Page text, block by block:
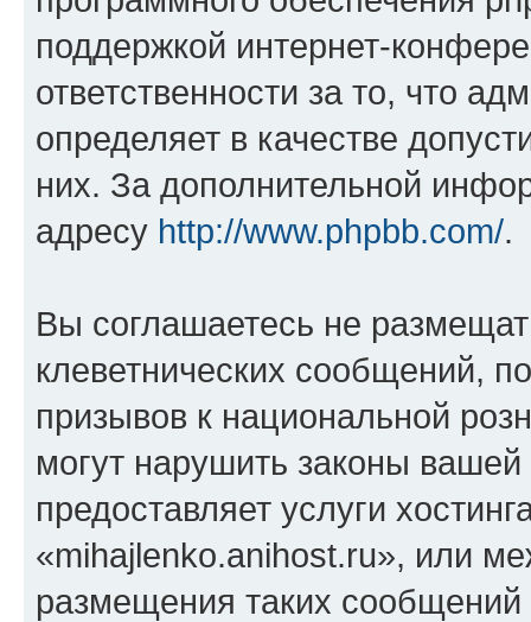
поддержкой интернет-
ответственности за то, что
определяет в качестве
них. За дополнительной
адресу http://www.phpbb.com/.
Вы соглашаетесь не
клеветнических сообщений,
призывов к национальной
могут нарушить законы
предоставляет услуги
«mihajlenko.anihost.ru», или
размещения таких